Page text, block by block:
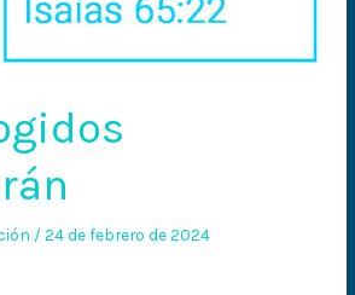
/24 de febrero de 2024